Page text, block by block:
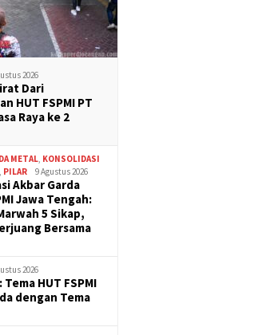
2026
Dari
HUT FSPMI PT
Raya ke 2
METAL KONSOLIDASI
PILAR 9 Agustus 2026
Akbar Garda
Jawa Tengah:
5 Sikap,
Bersama
2026
HUT FSPMI
dengan Tema